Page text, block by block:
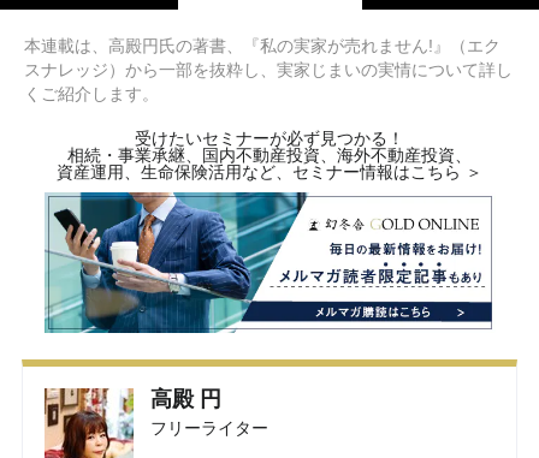
本連載は、高殿円氏の著書、『私の実家が売れません!』（エク
スナレッジ）から一部を抜粋し、実家じまいの実情について詳し
くご紹介します。
受けたいセミナーが必ず見つかる！
相続・事業承継、国内不動産投資、海外不動産投資、
資産運用、生命保険活用など、セミナー情報はこちら ＞
高殿 円
フリーライター